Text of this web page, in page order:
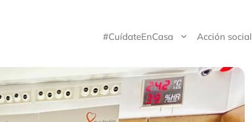
#CuídateEnCasa Acción social